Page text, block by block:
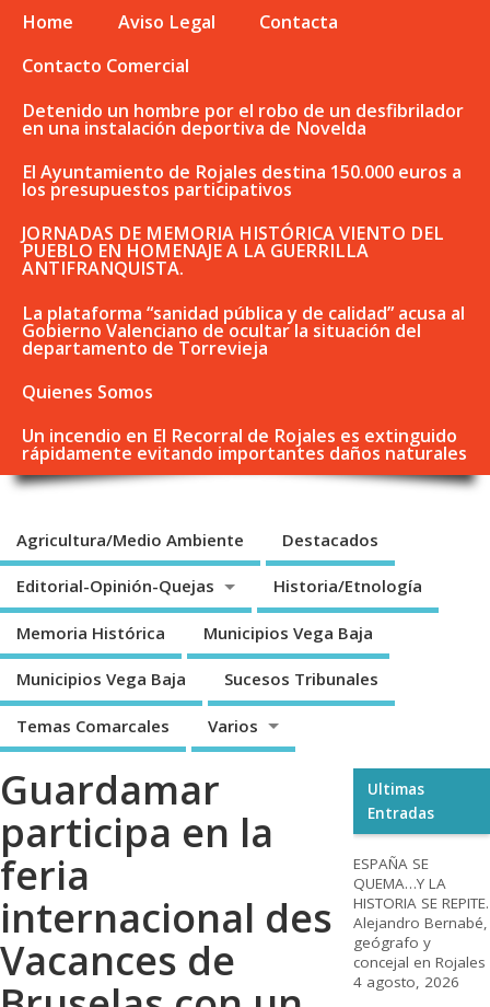
Home Aviso Legal
Contacta
Contacto Comercial
Detenido un hombre por el robo de un desfibrilador
en una instalación deportiva de Novelda
El Ayuntamiento de Rojales destina 150.000 euros a
los presupuestos participativos
JORNADAS DE MEMORIA HISTÓRICA VIENTO DEL
PUEBLO EN HOMENAJE A LA GUERRILLA
ANTIFRANQUISTA.
La plataforma “sanidad pública y de calidad” acusa al
Gobierno Valenciano de ocultar la situación del
departamento de Torrevieja
Quienes Somos
Un incendio en El Recorral de Rojales es extinguido
rápidamente evitando importantes daños naturales
Agricultura/Medio Ambiente Destacados
Editorial-Opinión-Quejas Historia/Etnología
Memoria Histórica Municipios Vega Baja
Municipios Vega Baja Sucesos Tribunales
Temas Comarcales Varios
Guardamar
participa en la
feria
internacional des
Vacances de
Ultimas
Entradas
ESPAÑA SE
QUEMA…Y LA
HISTORIA SE REPITE.
Alejandro Bernabé,
geógrafo y
concejal en Rojales
4 agosto, 2026